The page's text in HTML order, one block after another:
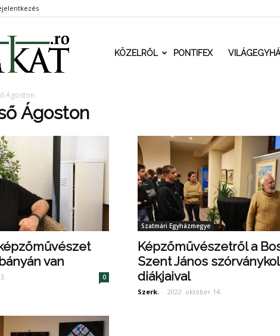
RomKat.roKÖZELRŐL PONTIFEX
Ágoston
Ágoston
van
0
Szatmári Egyházmegye
Képzőművészetről a
Szent János
diákjaival
Szerk. - 2022. október 14.